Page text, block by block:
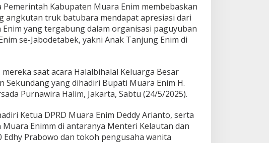
Pemerintah Kabupaten Muara Enim membebaskan
angkutan truk batubara mendapat apresiasi dari
yang tergabung dalam organisasi paguyuban
se-Jabodetabek, yakni Anak Tanjung Enim di
saat acara Halalbihalal Keluarga Besar
Sekundang yang dihadiri Bupati Muara Enim H.
Purnawira Halim, Jakarta, Sabtu (24/5/2025).
Ketua DPRD Muara Enim Deddy Arianto, serta
Enimm di antaranya Menteri Kelautan dan
Edhy Prabowo dan tokoh pengusaha wanita